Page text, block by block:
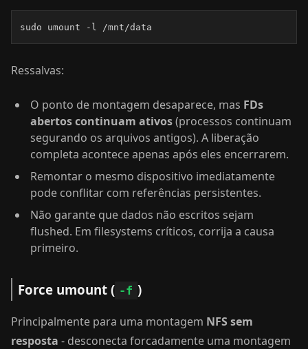
sudo umount -l /mnt/data
Ressalvas:
O ponto de montagem desaparece, mas FDs
abertos continuam ativos(processos continuam
segurando os arquivos antigos). A liberação
completa acontece apenas após eles encerrarem.
Remontar o mesmo dispositivo imediatamente
pode conflitar com referências persistentes.
Não garante que dados não escritos sejam
flushed. Em filesystems críticos, corrija a causa
primeiro.
Force umount ( -f )
Principalmente para uma montagem NFS sem
resposta - desconecta forcadamente uma montagem